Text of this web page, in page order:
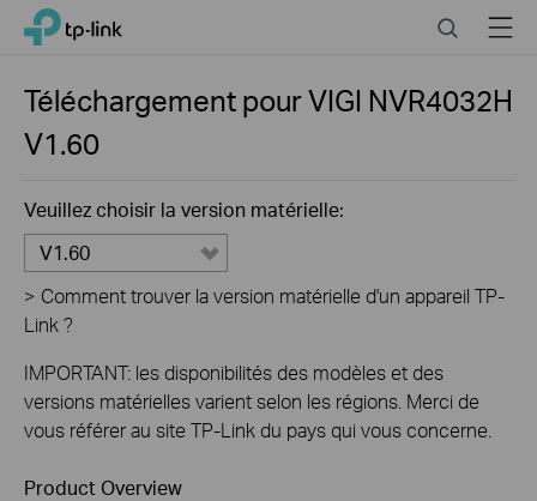
Click
the
navigation
TP-Link, Reliably Smart SearchMenu
Téléchargement pourVIGI NVR4032H
V1.60
Veuillez choisir la version matérielle:
V1.60
> Comment trouver la version matérielle d'un appareil TP-
Link ?
IMPORTANT: les disponibilités des modèles et des
versions matérielles varient selon les régions. Merci de
vous référer au site TP-Link du pays qui vous concerne.
Product Overview